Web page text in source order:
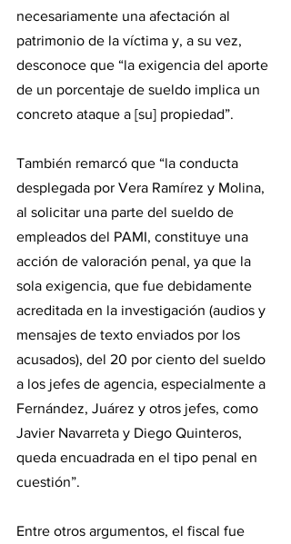
necesariamente una afectación al
patrimonio de la víctima y, a su vez,
desconoce que “la exigencia del aporte
de un porcentaje de sueldo implica un
concreto ataque a [su] propiedad”.
También remarcó que “la conducta
desplegada por Vera Ramírez y Molina,
al solicitar una parte del sueldo de
empleados del PAMI, constituye una
acción de valoración penal, ya que la
sola exigencia, que fue debidamente
acreditada en la investigación (audios y
mensajes de texto enviados por los
acusados), del 20 por ciento del sueldo
a los jefes de agencia, especialmente a
Fernández, Juárez y otros jefes, como
Javier Navarreta y Diego Quinteros,
queda encuadrada en el tipo penal en
cuestión”.
Entre otros argumentos, el fiscal fue